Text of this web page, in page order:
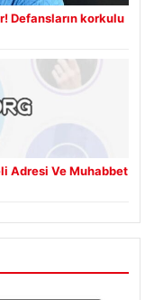
Defansların korkulu
Adresi Ve Muhabbet